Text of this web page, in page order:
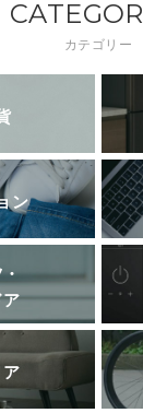
カテゴリー
ン
・
ア